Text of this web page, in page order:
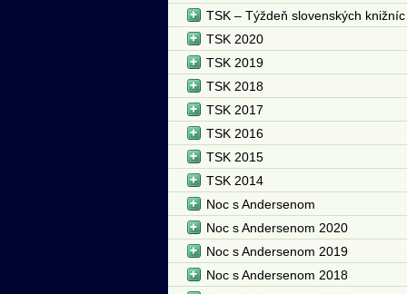
TSK – Týždeň slovenských knižníc
TSK 2020
TSK 2019
TSK 2018
TSK 2017
TSK 2016
TSK 2015
TSK 2014
Noc s Andersenom
Noc s Andersenom 2020
Noc s Andersenom 2019
Noc s Andersenom 2018